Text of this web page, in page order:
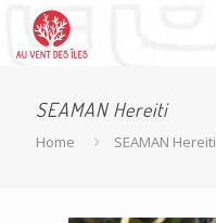
SEAMAN Hereiti
Home SEAMAN Hereiti